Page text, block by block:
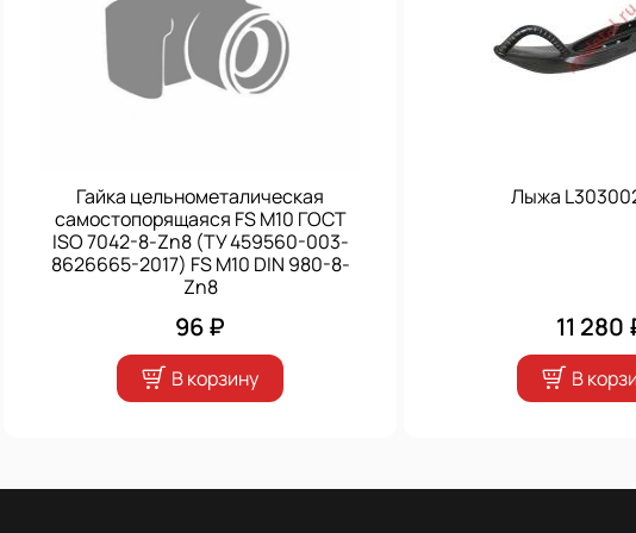
Гайка цельнометалическая
самостопорящаяся FS M10 ГОСТ
ISO 7042-8-Zn8 (ТУ 459560-003-
8626665-2017) FS M10 DIN 980-8-
Zn8
96 ₽
В корзину
Лыжа
11 280
В